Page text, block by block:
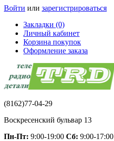
Войти или зарегистрироваться
Закладки (0)
Личный кабинет
Корзина покупок
Оформление заказа
(8162)77-04-29
Воскресенский бульвар 13
Пн-Пт: 9:00-19:00 Сб: 9:00-17:00